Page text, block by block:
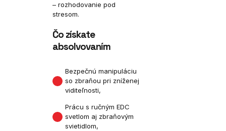
– rozhodovanie pod
stresom.
Čo získate
absolvovaním
Bezpečnú manipuláciu
so zbraňou pri zníženej
viditeľnosti,
Prácu s ručným EDC
svetlom aj zbraňovým
svietidlom,